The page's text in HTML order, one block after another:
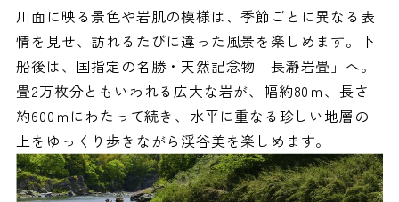
川面に映る景色や岩肌の模様は、季節ごとに異なる表
情を見せ、訪れるたびに違った風景を楽しめます。下
船後は、国指定の名勝・天然記念物「長瀞岩畳」へ。
畳2万枚分ともいわれる広大な岩が、幅約80ｍ、長さ
約600ｍにわたって続き、水平に重なる珍しい地層の
上をゆっくり歩きながら渓谷美を楽しめます。